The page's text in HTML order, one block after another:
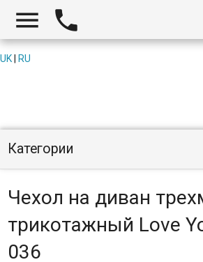
 
UK RU
Категории
Чехол на диван
трикотажный Love
036